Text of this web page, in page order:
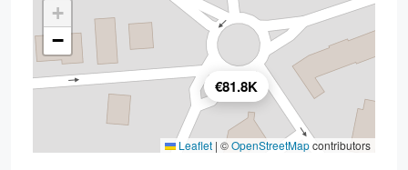
€81.8K
+
−
Leaflet | ©OpenStreetMapcontributors